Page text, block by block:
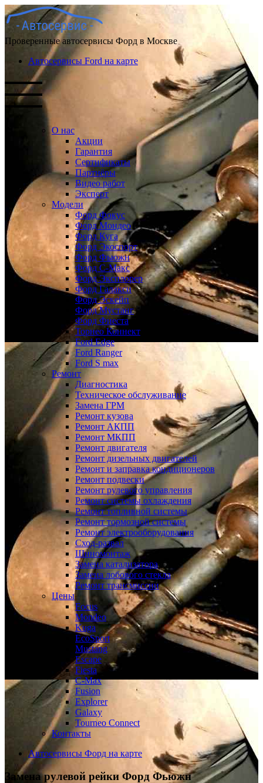
Проверенные автосервисы Форд в Москве
Автосервисы Ford на карте
О нас
Акции
Гарантия
Сертификаты
Партнёры
Видео работ
Эксперт
Модели
Форд Фокус
Форд Мондео
Форд Куга
Форд Экоспорт
Форд Фьюжн
Форд С-Макс
Форд Эксплорер
Форд Галакси
Форд Эскейп
Форд Мустанг
Форд Фиеста
Торнео Коннект
Ford Edge
Ford Ranger
Ford S max
Ремонт
Диагностика
Техническое обслуживание
Замена ГРМ
Ремонт кузова
Ремонт АКПП
Ремонт МКПП
Ремонт двигателя
Ремонт дизельных двигателей
Ремонт и заправка кондиционеров
Ремонт подвески
Ремонт рулевого управления
Ремонт системы охлаждения
Ремонт топливной системы
Ремонт тормозной системы
Ремонт электрооборудования
Сход-развал
Шиномонтаж
Замена катализатора
Замена лобового стекла
Ремонт трансмиссии
Цены
Focus
Mondeo
Kuga
EcoSport
Mustang
Escape
Fiesta
C-Max
Fusion
Explorer
Galaxy
Tourneo Connect
Контакты
Автосервисы Форд на карте
Замена рулевой рейкиФорд Фьюжн